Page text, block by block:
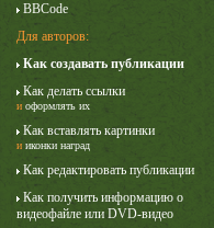
BBCode
Для авторов:
Как создавать публикации
Как делать ссылки
и оформлять их
Как вставлять картинки
и иконки наград
Как редактировать публикации
Как получить информацию о
видеофайле или DVD-видео